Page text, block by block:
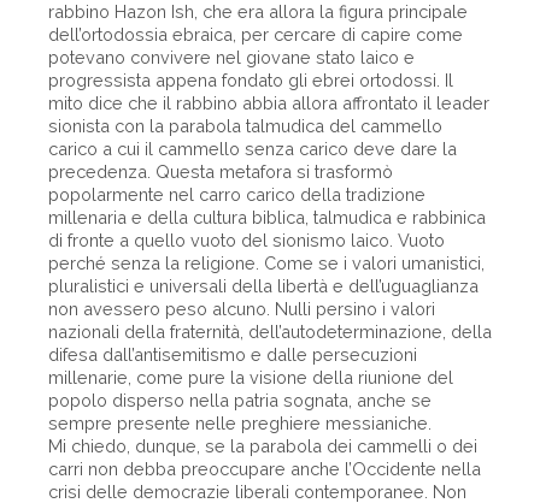
rabbino Hazon Ish, che era allora la figura principale
dell’ortodossia ebraica, per cercare di capire come
potevano convivere nel giovane stato laico e
progressista appena fondato gli ebrei ortodossi. Il
mito dice che il rabbino abbia allora affrontato il leader
sionista con la parabola talmudica del cammello
carico a cui il cammello senza carico deve dare la
precedenza. Questa metafora si trasformò
popolarmente nel carro carico della tradizione
millenaria e della cultura biblica, talmudica e rabbinica
di fronte a quello vuoto del sionismo laico. Vuoto
perché senza la religione. Come se i valori umanistici,
pluralistici e universali della libertà e dell’uguaglianza
non avessero peso alcuno. Nulli persino i valori
nazionali della fraternità, dell’autodeterminazione, della
difesa dall’antisemitismo e dalle persecuzioni
millenarie, come pure la visione della riunione del
popolo disperso nella patria sognata, anche se
sempre presente nelle preghiere messianiche.
Mi chiedo, dunque, se la parabola dei cammelli o dei
carri non debba preoccupare anche l’Occidente nella
crisi delle democrazie liberali contemporanee. Non